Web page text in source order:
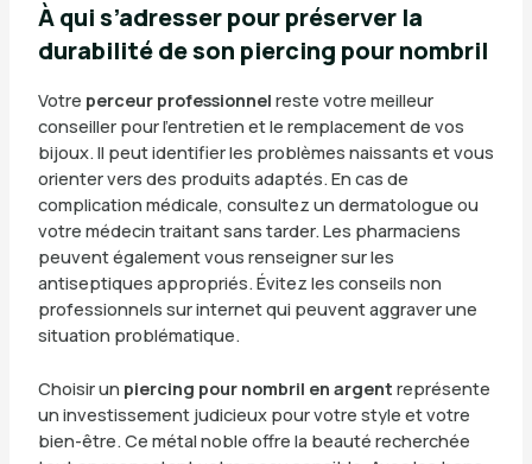
À qui s’adresser pour préserver la
durabilité de son piercing pour nombril
Votre perceur professionnel reste votre meilleur
conseiller pour l’entretien et le remplacement de vos
bijoux. Il peut identifier les problèmes naissants et vous
orienter vers des produits adaptés. En cas de
complication médicale, consultez un dermatologue ou
votre médecin traitant sans tarder. Les pharmaciens
peuvent également vous renseigner sur les
antiseptiques appropriés. Évitez les conseils non
professionnels sur internet qui peuvent aggraver une
situation problématique.
Choisir un piercing pour nombril en argent représente
un investissement judicieux pour votre style et votre
bien-être. Ce métal noble offre la beauté recherchée